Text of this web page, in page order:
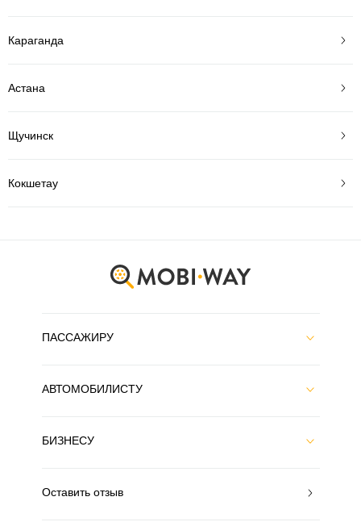
Караганда
Астана
Щучинск
Кокшетау
ПАССАЖИРУ
АВТОМОБИЛИСТУ
БИЗНЕСУ
Оставить отзыв